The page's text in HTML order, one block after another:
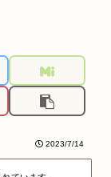
2023/7/14